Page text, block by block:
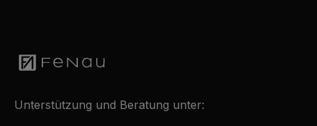
Unterstützung und Beratung unter: